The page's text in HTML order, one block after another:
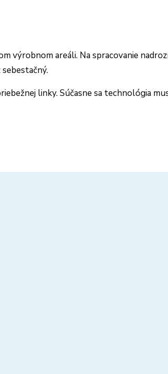
výrobnom areáli. Na spracovanie
linky. Súčasne sa technológia